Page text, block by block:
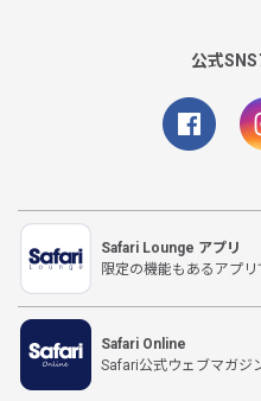
公式
Safari Lounge アプリ
限定の機能もあるアプ
Safari Online
Safari公式ウェブマガジ